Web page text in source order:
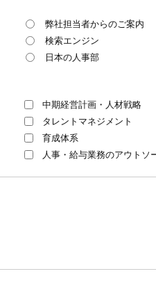
弊社担当者からのご案内
検索エンジン
日本の人事部
中期経営計画・人材戦略
タレントマネジメント
育成体系
人事・給与業務のアウトソ